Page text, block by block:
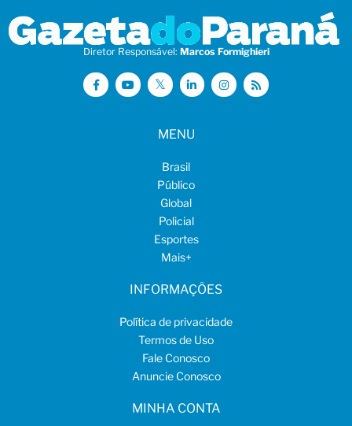
Diretor Responsável: Marcos Formighieri
MENU
Brasil
Público
Global
Policial
Esportes
Mais+
INFORMAÇÕES
Política de privacidade
Termos de Uso
Fale Conosco
Anuncie Conosco
MINHA CONTA